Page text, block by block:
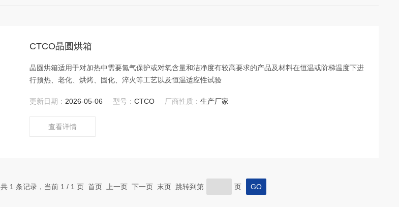
CTCO晶圆烘箱
晶圆烘箱适用于对加热中需要氮气保护或对氧含量和洁净度有较高要求的产品及材料在恒温或阶梯温度下进
行预热、老化、烘烤、固化、淬火等工艺以及恒温适应性试验
更新日期： 2026-05-06 型号：CTCO 厂商性质：生产厂家
查看详情
共 1 条记录，当前 1 / 1 页 首页 上一页 下一页 末页 跳转到第 页